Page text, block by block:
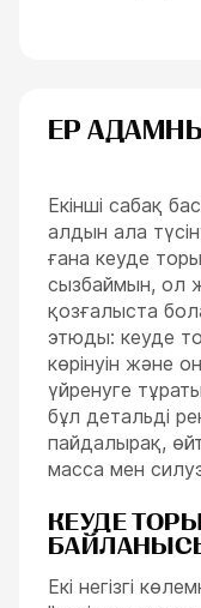
ЕР
Екінші сабақ
алдын ала
ғана кеуде
сызбаймын, ол
қозғалыста
этюды: кеуде
көрінуін және
үйренуге
бұл детальді
пайдалырақ,
масса мен
КЕУДЕ
Екі негізгі